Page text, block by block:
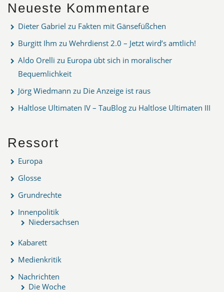
Neueste Kommentare
Dieter Gabriel zu Fakten mit Gänsefüßchen
Burgitt Ihm zu Wehrdienst 2.0 – Jetzt wird’s amtlich!
Aldo Orelli zu Europa übt sich in moralischer
Bequemlichkeit
Jörg Wiedmann zu Die Anzeige ist raus
Haltlose Ultimaten IV – TauBlog zu Haltlose Ultimaten III
Ressort
Europa
Glosse
Grundrechte
Innenpolitik
Niedersachsen
Kabarett
Medienkritik
Nachrichten
Die Woche